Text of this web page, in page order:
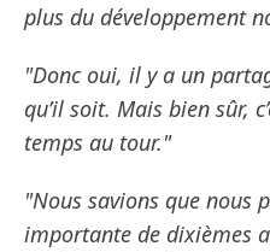
plus du développement
"Donc oui, il y a un
qu’il soit. Mais bien sûr,
temps au tour."
"Nous savions que nous
importante de dixièmes